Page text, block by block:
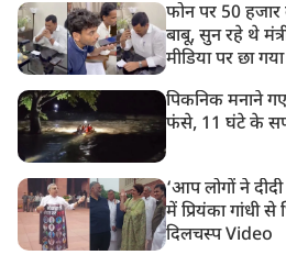
फोन पर 50 हजार
बाबू, सुन रहे थे
मीडिया पर छा गया
पिकनिक मनाने
फंसे, 11 घंटे के
‘आप लोगों ने
में प्रियंका गांधी
दिलचस्प Video